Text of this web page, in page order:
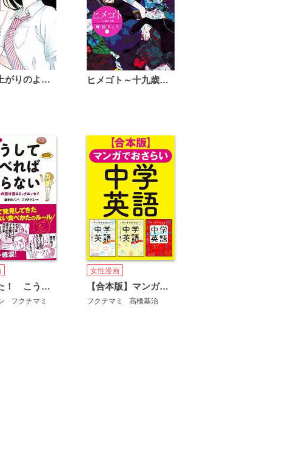
恋は雨上がりのように ヒメゴト～十九歳の制服～
わかった！ こうして食べれば太らない
フクチマミ
女性漫画
【合本版】マンガでおさらい中学英語
フクチマミ 高橋基治